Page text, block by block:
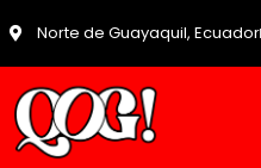
Norte de Guayaquil, Ecuador